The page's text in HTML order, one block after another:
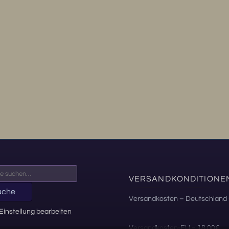
bearbeiten
Versandkosten – Deutschland